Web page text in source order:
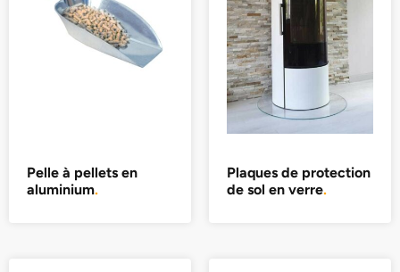
Pelle à pellets en
aluminium.
Plaques de protection
de sol en verre.